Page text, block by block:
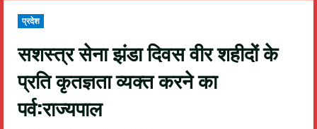
प्रदेश
सशस्त्र सेना झंडा दिवस वीर शहीदों के
प्रति कृतज्ञता व्यक्त करने का
पर्व:राज्यपाल